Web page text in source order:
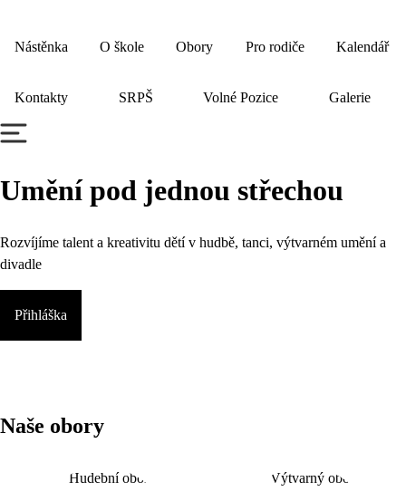
Nástěnka O škole Obory Pro rodiče Kalendář
Kontakty SRPŠ Volné Pozice Galerie
Umění pod jednou střechou
Rozvíjíme talent a kreativitu dětí v hudbě, tanci, výtvarném umění a
divadle
Přihláška
Naše obory